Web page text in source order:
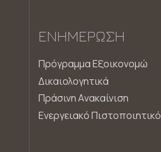
ΕΝΗΜΈΡΩΣΗ
Πρόγραμμα Εξοικονομώ
Δικαιολογητικά
Πράσινη Aνακαίνιση
Ενεργειακό Πιστοποιητικό